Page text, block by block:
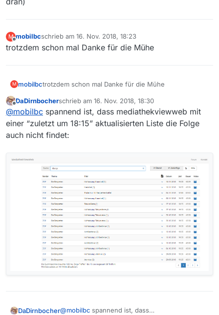
M
Offline
mobilbcschrieb am 16. Nov. 2018, 18:23
zuletzt editiert von
trotzdem schon mal Danke für die Mühe
M mobilbctrotzdem schon mal Danke für die Mühe
Offline
DaDirnbocherschrieb am 16. Nov. 2018, 18:30
zuletzt editiert von
@mobilbc spannend ist, dass mediathekviewweb mit
einer “zuletzt um 18:15” aktualisierten Liste die Folge
auch nicht findet:
DaDirnbocher@mobilbc spannend ist, dass